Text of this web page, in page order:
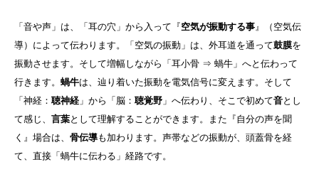
「音や声」は、「耳の穴」から入って『空気が振動する事』（空気伝
導）によって伝わります。「空気の振動」は、外耳道を通って鼓膜を
振動させます。そして増幅しながら「耳小骨 ⇒ 蝸牛」へと伝わって
行きます。 蝸牛は、辿り着いた振動を電気信号に変えます。そして
「神経： 聴神経 」から「脳： 聴覚野 」へ伝わり、そこで初めて音とし
て感じ、 言葉として理解することができます。また『自分の声を聞
く』場合は、 骨伝導も加わります。声帯などの振動が、頭蓋骨を経
て、直接「蝸牛に伝わる」経路です。